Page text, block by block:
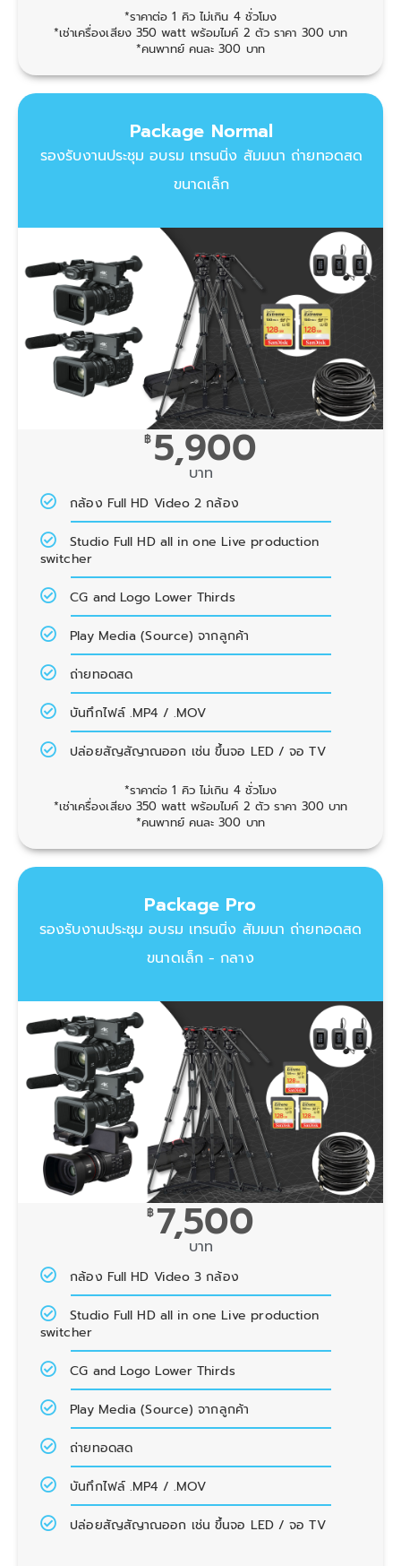
*ราคาต่อ 1 คิว ไม่เกิน 4 ชั่วโมง
*เช่าเครื่องเสียง 350 watt พร้อมไมค์ 2 ตัว ราคา 300 บาท
*คนพาทย์ คนละ 300 บาท
Package Normal
รองรับงานประชุม อบรม เทรนนิ่ง สัมมนา ถ่ายทอดสด
ขนาดเล็ก
฿5,900
บาท
กล้อง Full HD Video 2 กล้อง
Studio Full HD all in one Live production
switcher
CG and Logo Lower Thirds
Play Media (Source) จากลูกค้า
ถ่ายทอดสด
บันทึกไฟล์ .MP4 / .MOV
ปล่อยสัญสัญาณออก เช่น ขึ้นจอ LED / จอ TV
*ราคาต่อ 1 คิว ไม่เกิน 4 ชั่วโมง
*เช่าเครื่องเสียง 350 watt พร้อมไมค์ 2 ตัว ราคา 300 บาท
*คนพาทย์ คนละ 300 บาท
Package Pro
รองรับงานประชุม อบรม เทรนนิ่ง สัมมนา ถ่ายทอดสด
ขนาดเล็ก - กลาง
฿7,500
บาท
กล้อง Full HD Video 3 กล้อง
Studio Full HD all in one Live production
switcher
CG and Logo Lower Thirds
Play Media (Source) จากลูกค้า
ถ่ายทอดสด
บันทึกไฟล์ .MP4 / .MOV
ปล่อยสัญสัญาณออก เช่น ขึ้นจอ LED / จอ TV